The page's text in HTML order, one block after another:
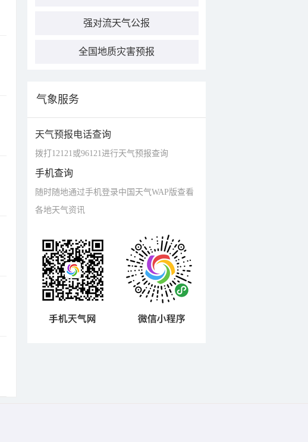
强对流天气公报
全国地质灾害预报
气象服务
天气预报电话查询
拨打12121或96121进行天气预报查询
手机查询
随时随地通过手机登录中国天气WAP版查看
各地天气资讯